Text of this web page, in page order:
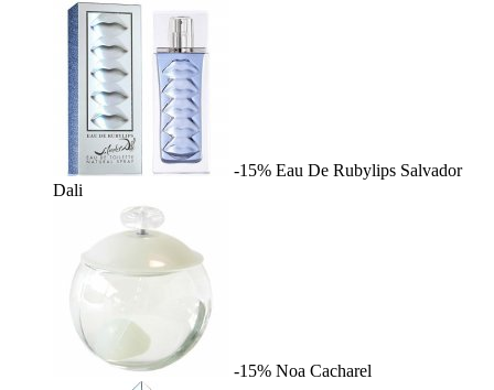
-15% Eau De Rubylips Salvador
Dali
-15% Noa Cacharel